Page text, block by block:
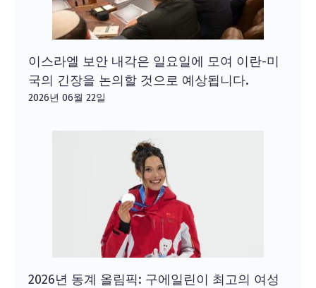
이스라엘 보안 내각은 일요일에 모여 이란-미
국의 긴장을 논의할 것으로 예상됩니다.
2026년 06월 22일
2026년 동계 올림픽: 구에일린이 최고의 여성